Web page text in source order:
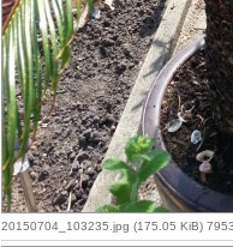
20150704_103235.jpg (175.05 KiB)